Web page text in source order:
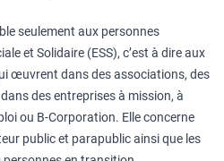
seulement aux personnes
et Solidaire (ESS), c’est à dire aux
œuvrent dans des associations, des
des entreprises à mission, à
ou B-Corporation. Elle concerne
public et parapublic ainsi que les